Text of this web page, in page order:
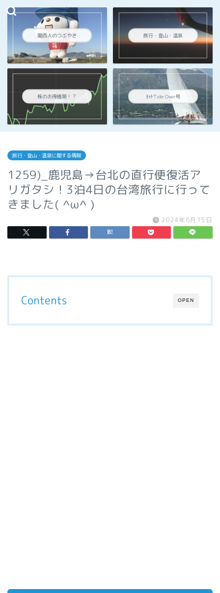
関西人のつぶやき 旅行・登山・温泉
株のお得情報！？ ﾖｯﾄTide Over号
旅行・登山・温泉に関する情報
1259)_鹿児島→台北の直行便復活ア
リガタシ！3泊4日の台湾旅行に行って
きました( ^ω^ )
2024年6月15日
OPEN
Contents